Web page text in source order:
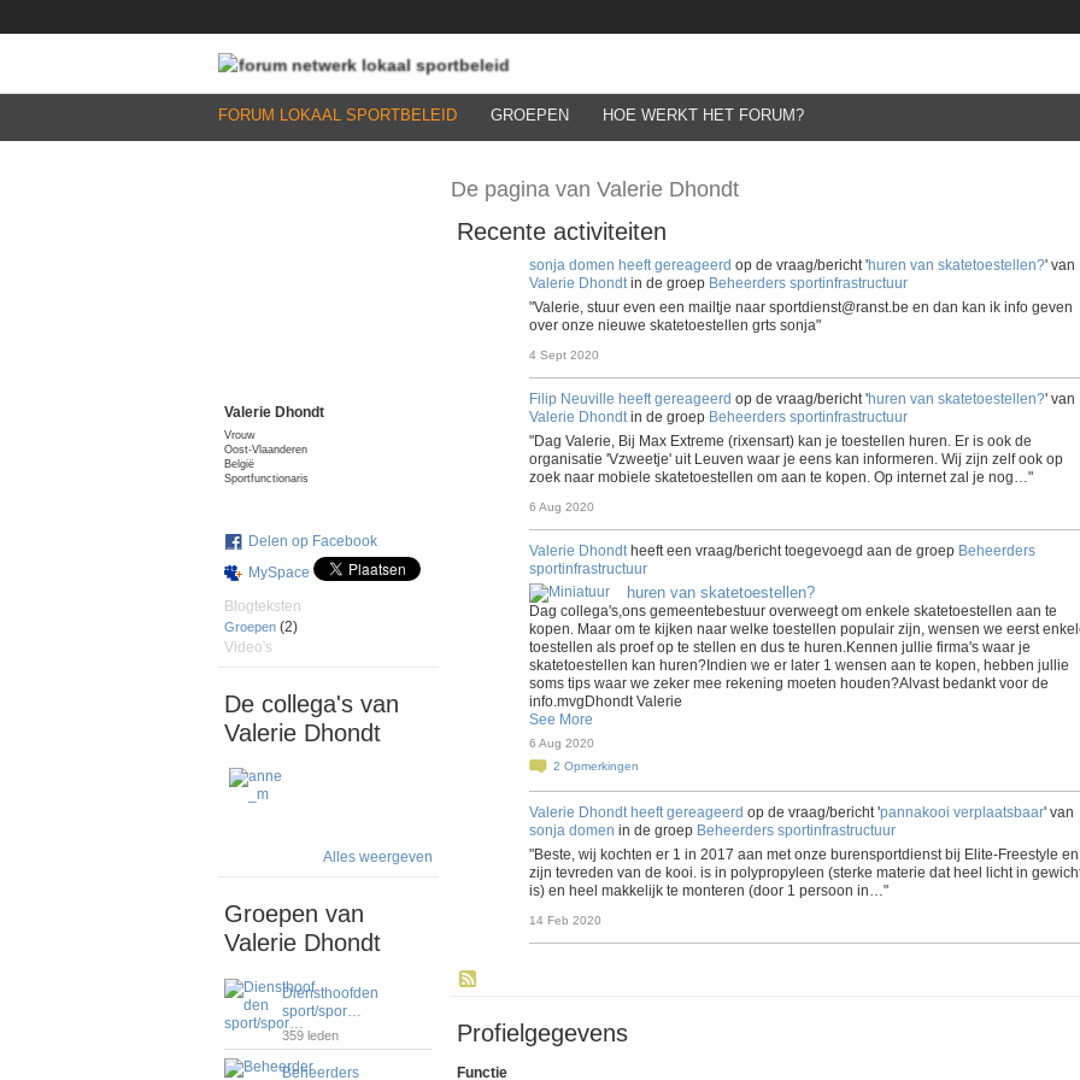
FORUM LOKAAL SPORTBELEID GROEPEN HOE WERKT HET FORUM?
Valerie Dhondt
Vrouw
Oost-Vlaanderen
België
Sportfunctionaris
Delen op Facebook
MySpace
Blogteksten
Groepen (2)
Video's
De collega's van
Valerie Dhondt
Alles weergeven
Groepen van
Valerie Dhondt
Diensthoofden
sport/spor…
359 leden
Beheerders
De pagina van Valerie Dhondt
Recente activiteiten
sonja domen heeft gereageerd op de vraag/bericht 'huren van skatetoestellen?' van
Valerie Dhondtin de groep Beheerders sportinfrastructuur
"Valerie, stuur even een mailtje naar sportdienst@ranst.be en dan kan ik info geven
over onze nieuwe skatetoestellen grts sonja"
4 Sept 2020
Filip Neuville heeft gereageerd op de vraag/bericht 'huren van skatetoestellen?' van
Valerie Dhondtin de groep Beheerders sportinfrastructuur
"Dag Valerie, Bij Max Extreme (rixensart) kan je toestellen huren. Er is ook de
organisatie 'Vzweetje' uit Leuven waar je eens kan informeren. Wij zijn zelf ook op
zoek naar mobiele skatetoestellen om aan te kopen. Op internet zal je nog…"
6 Aug 2020
Valerie Dhondtheeft een vraag/bericht toegevoegd aan de groep Beheerders
sportinfrastructuur
huren van skatetoestellen?
Dag collega's,ons gemeentebestuur overweegt om enkele skatetoestellen aan te
kopen. Maar om te kijken naar welke toestellen populair zijn, wensen we eerst
toestellen als proef op te stellen en dus te huren.Kennen jullie firma's waar je
skatetoestellen kan huren?Indien we er later 1 wensen aan te kopen, hebben jullie
soms tips waar we zeker mee rekening moeten houden?Alvast bedankt voor de
info.mvgDhondt Valerie
See More
6 Aug 2020
2 Opmerkingen
Valerie Dhondt heeft gereageerd op de vraag/bericht 'pannakooi verplaatsbaar' van
sonja domen in de groep Beheerders sportinfrastructuur
"Beste, wij kochten er 1 in 2017 aan met onze burensportdienst bij Elite-Freestyle en
zijn tevreden van de kooi. is in polypropyleen (sterke materie dat heel licht in
is) en heel makkelijk te monteren (door 1 persoon in…"
14 Feb 2020
Profielgegevens
Functie